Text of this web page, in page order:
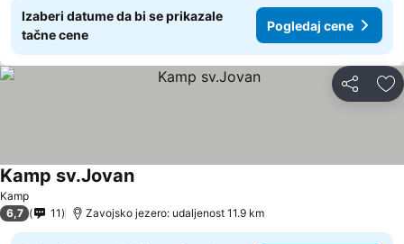
Izaberi datume da bi se prikazale
tačne cene
Pogledaj cene
Deli
Kamp
Kamp sv.JovanPogledaj cene
6,7 11 Zavojsko jezero: udaljenost 11.9 km